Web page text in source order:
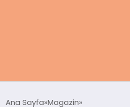
Ana Sayfa Magazin